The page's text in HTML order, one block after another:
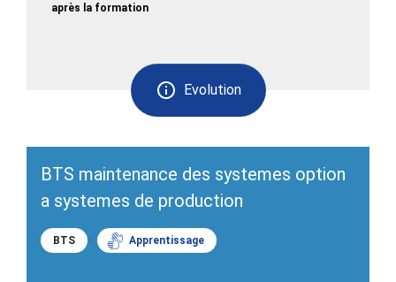
Evolution
après la formation
BTS maintenance des systemes option
a systemes de production
BTS Apprentissage